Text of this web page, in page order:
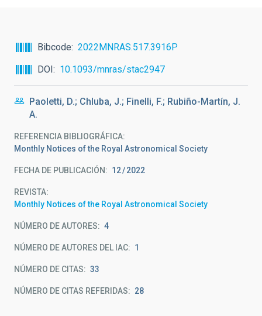
Bibcode
2022MNRAS.517.3916P
DOI
10.1093/mnras/stac2947
Paoletti, D.; Chluba, J.; Finelli, F.; Rubiño-Martín, J.
A.
REFERENCIA BIBLIOGRÁFICA
Monthly Notices of the Royal Astronomical Society
FECHA DE PUBLICACIÓN: 12 2022
REVISTA
Monthly Notices of the Royal Astronomical Society
NÚMERO DE AUTORES 4
NÚMERO DE AUTORES DEL IAC 1
NÚMERO DE CITAS 33
NÚMERO DE CITAS REFERIDAS 28